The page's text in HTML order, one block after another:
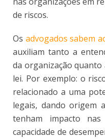
de riscos.
Os advogados sabem
auxiliam tanto a
da organização
lei. Por exemplo: o
relacionado a uma
legais, dando origem
tenham impacto
capacidade de